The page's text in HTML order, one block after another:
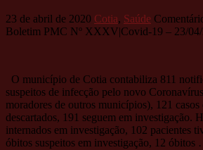
23 de abril de 2020 Cotia, Saúde
Boletim PMC Nº XXXV|Covid-19 – 23/04/
O município de Cotia contabiliza 811
suspeitos de infecção pelo novo
moradores de outros municípios), 121
descartados, 191 seguem em investigação.
internados em investigação, 102 pacientes
óbitos suspeitos em investigação, 12 óbitos